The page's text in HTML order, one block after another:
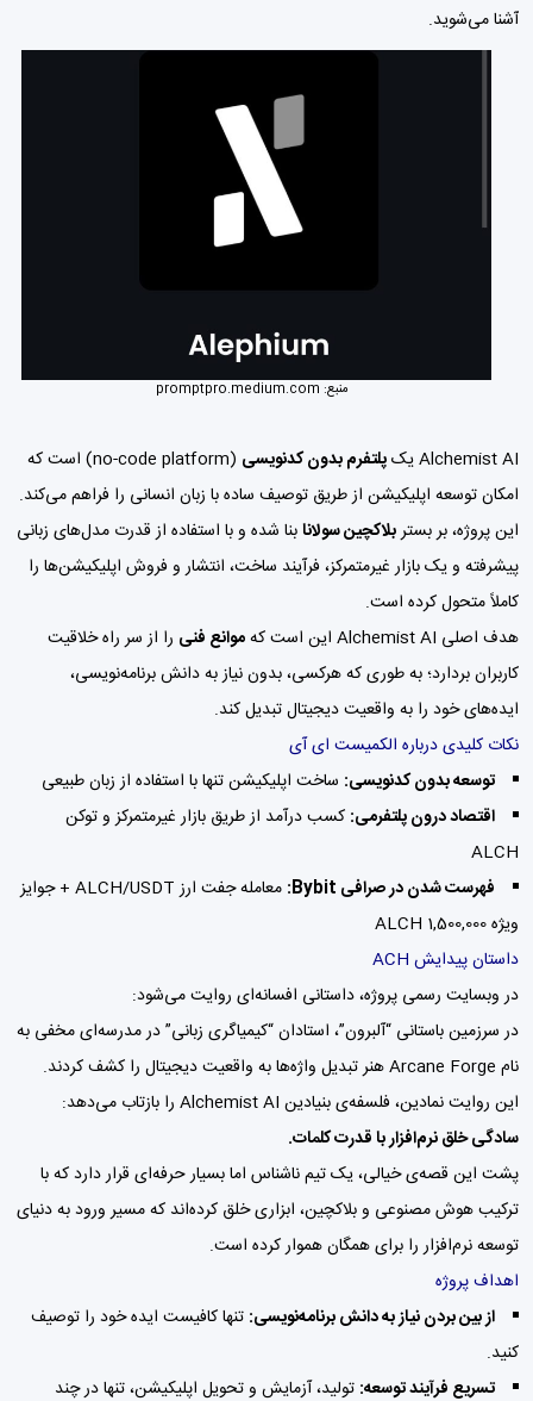
آشنا می‌شوید.
منبع: promptpro.medium.com
Alchemist AI یک پلتفرم بدون کدنویسی
(no-code platform) است که
امکان توسعه اپلیکیشن از طریق توصیف ساده با زبان انسانی را فراهم می‌کند.
این پروژه، بر بستربلاکچین سولانابنا شده و با استفاده از قدرت مدل‌های زبانی
پیشرفته و یک بازار غیرمتمرکز، فرآیند ساخت، انتشار و فروش اپلیکیشن‌ها را
کاملاً متحول کرده است.
هدف اصلی Alchemist AI این است که
موانع فنی را از سر راه خلاقیت
کاربران بردارد؛ به طوری که هرکسی، بدون نیاز به دانش برنامه‌نویسی،
ایده‌های خود را به واقعیت دیجیتال تبدیل کند.
نکات کلیدی درباره الکمیست ای آی
توسعه بدون کدنویسی: ساخت اپلیکیشن تنها با استفاده از زبان طبیعی
اقتصاد درون پلتفرمی: کسب درآمد از طریق بازار غیرمتمرکز و توکن
ALCH
فهرست شدن در صرافی Bybit:
معامله جفت ارز ALCH/USDT + جوایز
ویژه 1,500,000 ALCH
داستان پیدایش ACH
در وبسایت رسمی پروژه، داستانی افسانه‌ای روایت می‌شود:
در سرزمین باستانی “آلبرون”، استادان “کیمیاگری زبانی” در مدرسه‌ای مخفی به
نام Arcane Forge هنر تبدیل واژه‌ها به واقعیت دیجیتال را کشف کردند.
این روایت نمادین، فلسفه‌ی بنیادین Alchemist AI را بازتاب می‌دهد:
سادگی خلق نرم‌افزار با قدرت کلمات.
پشت این قصه‌ی خیالی، یک تیم ناشناس اما بسیار حرفه‌ای قرار دارد که با
ترکیب هوش مصنوعی و بلاکچین، ابزاری خلق کرده‌اند که مسیر ورود به دنیای
توسعه نرم‌افزار را برای همگان هموار کرده است.
اهداف پروژه
از بین بردن نیاز به دانش برنامه‌نویسی: تنها کافیست ایده خود را توصیف
کنید.
تسریع فرآیند توسعه: تولید، آزمایش و تحویل اپلیکیشن، تنها در چند